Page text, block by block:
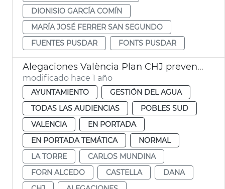
DIONISIO GARCÍA COMÍN
MARÍA JOSÉ FERRER SAN SEGUNDO
FUENTES PUSDAR
FONTS PUSDAR
Alegaciones València Plan CHJ prevención dana
modificado hace 1 año
AYUNTAMIENTO
GESTIÓN DEL AGUA
TODAS LAS AUDIENCIAS
POBLES SUD
VALENCIA
EN PORTADA
EN PORTADA TEMÁTICA
NORMAL
LA TORRE
CARLOS MUNDINA
FORN ALCEDO
CASTELLA
DANA